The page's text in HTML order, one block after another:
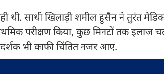
थी. साथी खिलाड़ी शमील हुसैन ने तुरंत
परीक्षण किया, कुछ मिनटों तक इलाज
भी काफी चिंतित नजर आए.